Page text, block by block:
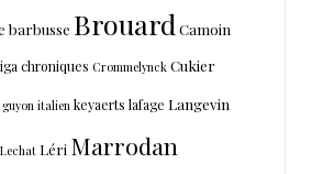
barbusse Brouard Camoin
chroniques Crommelynck Cukier
guyon italien keyaerts lafage Langevin
Lechat Léri Marrodan